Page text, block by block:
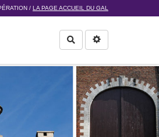
/ LA PAGE ACCUEIL DU GAL
Rechercher